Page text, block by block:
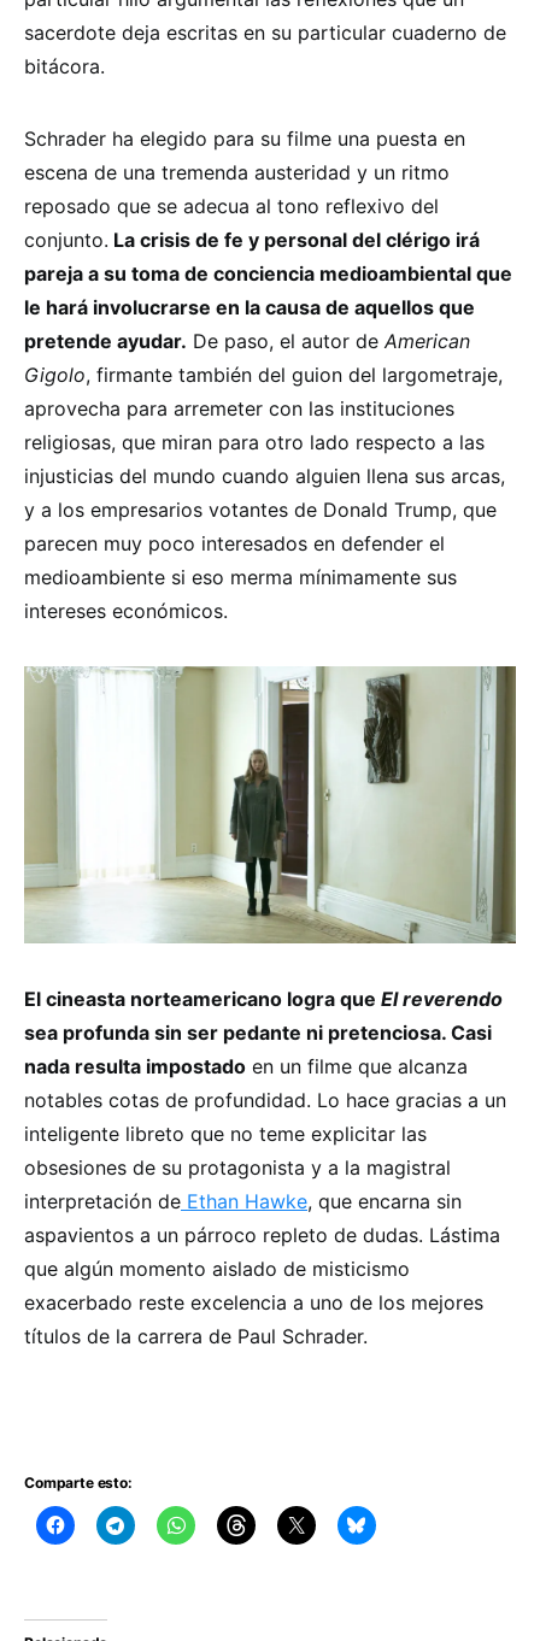
sacerdote deja escritas en su particular cuaderno de
bitácora.
Schrader ha elegido para su filme una puesta en
escena de una tremenda austeridad y un ritmo
reposado que se adecua al tono reflexivo del
conjunto. La crisis de fe y personal del clérigo irá
pareja a su toma de conciencia medioambiental que
le hará involucrarse en la causa de aquellos que
pretende ayudar. De paso, el autor de American
Gigolo, firmante también del guion del largometraje,
aprovecha para arremeter con las instituciones
religiosas, que miran para otro lado respecto a las
injusticias del mundo cuando alguien llena sus arcas,
y a los empresarios votantes de Donald Trump, que
parecen muy poco interesados en defender el
medioambiente si eso merma mínimamente sus
intereses económicos.
El cineasta norteamericano logra que El reverendo
sea profunda sin ser pedante ni pretenciosa. Casi
nada resulta impostado en un filme que alcanza
notables cotas de profundidad. Lo hace gracias a un
inteligente libreto que no teme explicitar las
obsesiones de su protagonista y a la magistral
interpretación de Ethan Hawke, que encarna sin
aspavientos a un párroco repleto de dudas. Lástima
que algún momento aislado de misticismo
exacerbado reste excelencia a uno de los mejores
títulos de la carrera de Paul Schrader.
Comparte esto: